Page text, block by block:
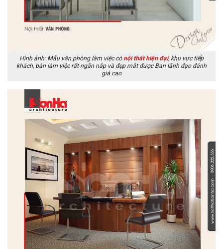
Hình ảnh: Mẫu văn phòng làm việc cónội thất hiện đại, khu vực tiếp
khách, bàn làm việc rất ngăn nắp và đẹp mắt được Ban lãnh đạo đánh
giá cao